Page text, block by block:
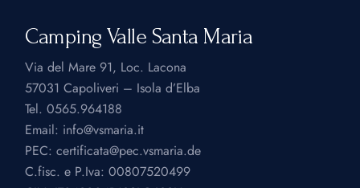
Camping Valle Santa Maria
Via del Mare 91, Loc. Lacona
57031 Capoliveri – Isola d’Elba
Tel.0565.964188
Email: info@vsmaria.it
PEC:certificata@pec.vsmaria.de
C.fisc. e P.Iva: 00807520499